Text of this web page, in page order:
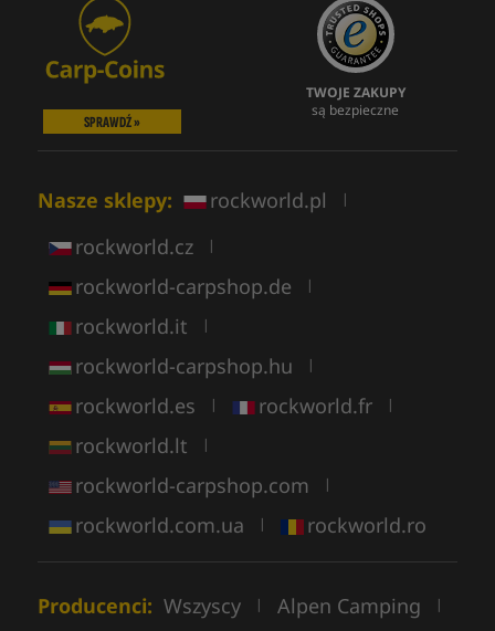
SPRAWDŹ »
TWOJE ZAKUPY
są bezpieczne
Nasze sklepy: rockworld.pl |
rockworld.cz |
rockworld-carpshop.de |
rockworld.it |
rockworld-carpshop.hu |
rockworld.es | rockworld.fr |
rockworld.lt |
rockworld-carpshop.com |
rockworld.com.ua | rockworld.ro
Producenci: Wszyscy | Alpen Camping |